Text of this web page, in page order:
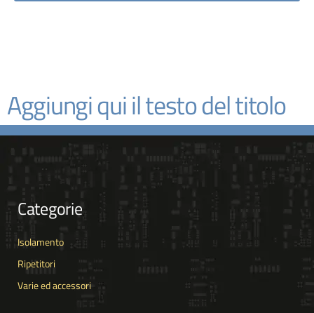
Aggiungi qui il testo del titolo
Categorie
Isolamento
Ripetitori
Varie ed accessori